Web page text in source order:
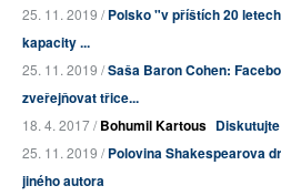
25. 11. 2019 /Polsko "v příštích 20
kapacity ...
25. 11. 2019 /Saša Baron Cohen:
zveřejňovat třice...
18. 4. 2017 /Bohumil Kartous
25. 11. 2019 /Polovina Shakespearova
jiného autora